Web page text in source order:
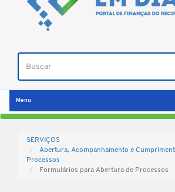
Buscar
Menu
SERVIÇOS
Abertura, Acompanhamento e
Processos
Formulários para Abertura de Processos